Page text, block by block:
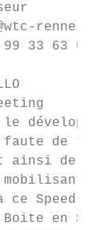
rennes-
33 63 66
de
ainsi de
ce Speed
en